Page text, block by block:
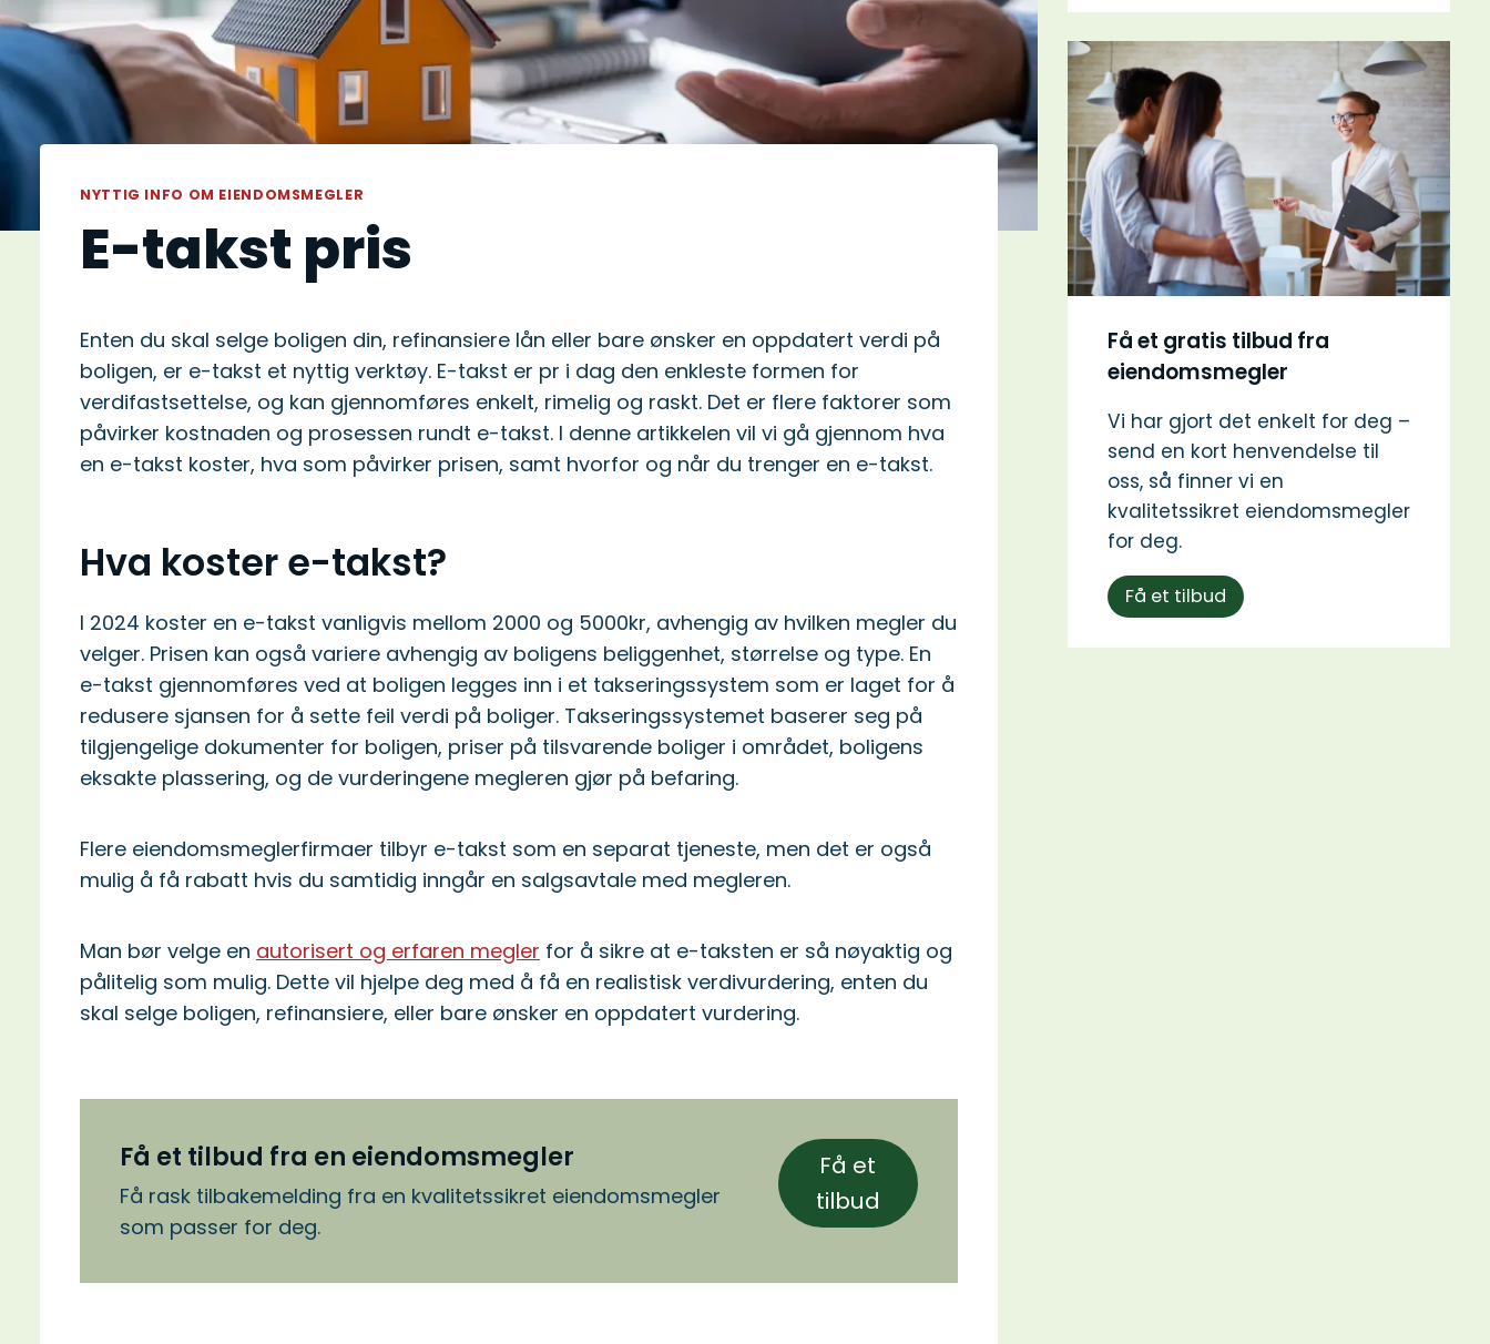
NYTTIG INFO OM EIENDOMSMEGLER
E-takst pris
Enten du skal selge boligen din, refinansiere lån eller bare ønsker en oppdatert verdi på
boligen, er e-takst et nyttig verktøy. E-takst er pr i dag den enkleste formen for
verdifastsettelse, og kan gjennomføres enkelt, rimelig og raskt. Det er flere faktorer som
påvirker kostnaden og prosessen rundt e-takst. I denne artikkelen vil vi gå gjennom hva
en e-takst koster, hva som påvirker prisen, samt hvorfor og når du trenger en e-takst.
Hva koster e-takst?
I 2024 koster en e-takst vanligvis mellom 2000 og 5000kr, avhengig av hvilken megler du
velger. Prisen kan også variere avhengig av boligens beliggenhet, størrelse og type. En
e-takst gjennomføres ved at boligen legges inn i et takseringssystem som er laget for å
redusere sjansen for å sette feil verdi på boliger. Takseringssystemet baserer seg på
tilgjengelige dokumenter for boligen, priser på tilsvarende boliger i området, boligens
eksakte plassering, og de vurderingene megleren gjør på befaring.
Flere eiendomsmeglerfirmaer tilbyr e-takst som en separat tjeneste, men det er også
mulig å få rabatt hvis du samtidig inngår en salgsavtale med megleren.
Man bør velge en autorisert og erfaren megler for å sikre at e-taksten er så nøyaktig og
pålitelig som mulig. Dette vil hjelpe deg med å få en realistisk verdivurdering, enten du
skal selge boligen, refinansiere, eller bare ønsker en oppdatert vurdering.
Få et tilbud fra en eiendomsmegler
Få rask tilbakemelding fra en kvalitetssikret eiendomsmegler
som passer for deg.
Få et
tilbud
Få et gratis tilbud fra
eiendomsmegler
Vi har gjort det enkelt for deg –
send en kort henvendelse til
oss, så finner vi en
kvalitetssikret eiendomsmegler
for deg.
Få et tilbud